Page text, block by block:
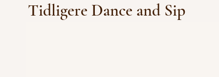
Tidligere Dance and Sip